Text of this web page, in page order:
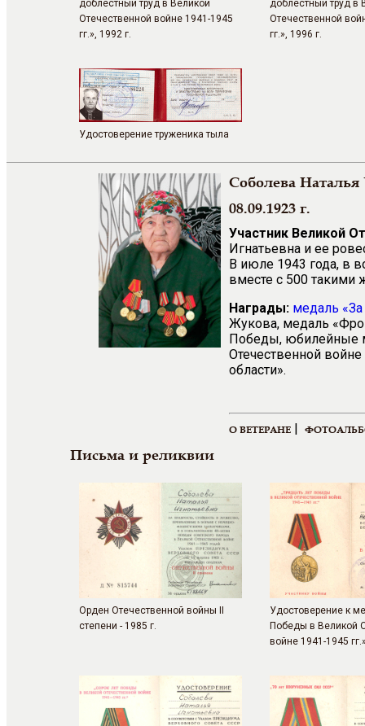
доблестный труд в Великой
Отечественной войне 1941-1945
гг.», 1992 г.
доблестный труд в
Отечественной
гг.», 1996 г.
Удостоверение труженика тыла
Соболева Наталья
08.09.1923 г.
Участник Великой
Игнатьевна и ее
В июле 1943 года, в
вместе с 500
Награды: медаль
Жукова, медаль
Победы, юбилейные
Отечественной
области».
О ВЕТЕРАНЕ |
Письма и реликвии
Орден Отечественной войны II
степени - 1985 г.
Удостоверение к
Победы в Великой
войне 1941-1945